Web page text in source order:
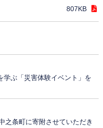
807KB
学ぶ「災害体験イベント」を
之条町に寄附させていただき